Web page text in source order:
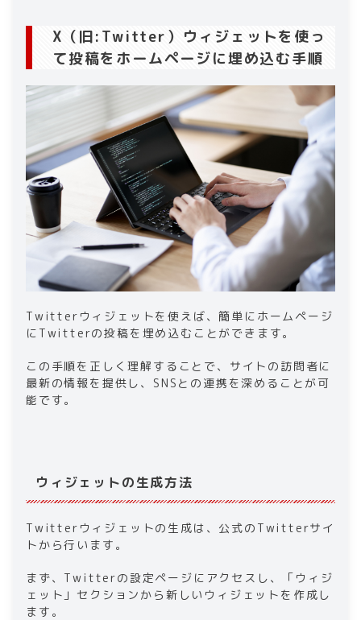
X（旧:Twitter）ウィジェットを使っ
て投稿をホームページに埋め込む手順
Twitterウィジェットを使えば、簡単にホームページ
にTwitterの投稿を埋め込むことができます。
この手順を正しく理解することで、サイトの訪問者に
最新の情報を提供し、SNSとの連携を深めることが可
能です。
ウィジェットの生成方法
Twitterウィジェットの生成は、公式のTwitterサイ
トから行います。
まず、Twitterの設定ページにアクセスし、「ウィジ
ェット」セクションから新しいウィジェットを作成し
ます。